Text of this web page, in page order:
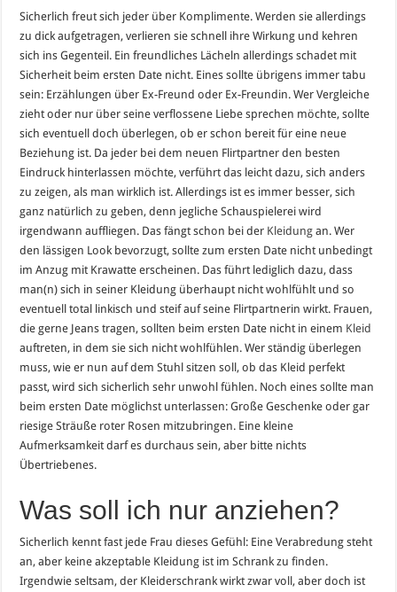
Sicherlich freut sich jeder über Komplimente. Werden sie allerdings
zu dick aufgetragen, verlieren sie schnell ihre Wirkung und kehren
sich ins Gegenteil. Ein freundliches Lächeln allerdings schadet mit
Sicherheit beim ersten Date nicht. Eines sollte übrigens immer tabu
sein: Erzählungen über Ex-Freund oder Ex-Freundin. Wer Vergleiche
zieht oder nur über seine verflossene Liebe sprechen möchte, sollte
sich eventuell doch überlegen, ob er schon bereit für eine neue
Beziehung ist. Da jeder bei dem neuen Flirtpartner den besten
Eindruck hinterlassen möchte, verführt das leicht dazu, sich anders
zu zeigen, als man wirklich ist. Allerdings ist es immer besser, sich
ganz natürlich zu geben, denn jegliche Schauspielerei wird
irgendwann auffliegen. Das fängt schon bei der Kleidung an. Wer
den lässigen Look bevorzugt, sollte zum ersten Date nicht unbedingt
im Anzug mit Krawatte erscheinen. Das führt lediglich dazu, dass
man(n) sich in seiner Kleidung überhaupt nicht wohlfühlt und so
eventuell total linkisch und steif auf seine Flirtpartnerin wirkt. Frauen,
die gerne Jeans tragen, sollten beim ersten Date nicht in einem Kleid
auftreten, in dem sie sich nicht wohlfühlen. Wer ständig überlegen
muss, wie er nun auf dem Stuhl sitzen soll, ob das Kleid perfekt
passt, wird sich sicherlich sehr unwohl fühlen. Noch eines sollte man
beim ersten Date möglichst unterlassen: Große Geschenke oder gar
riesige Sträuße roter Rosen mitzubringen. Eine kleine
Aufmerksamkeit darf es durchaus sein, aber bitte nichts
Übertriebenes.
Was soll ich nur anziehen?
Sicherlich kennt fast jede Frau dieses Gefühl: Eine Verabredung steht
an, aber keine akzeptable Kleidung ist im Schrank zu finden.
Irgendwie seltsam, der Kleiderschrank wirkt zwar voll, aber doch ist